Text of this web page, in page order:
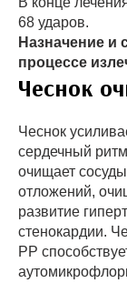
68 ударов.
Назначение и
процессе
Чеснок
Чеснок
сердечный
очищает
отложений,
развитие
стенокардии.
PP